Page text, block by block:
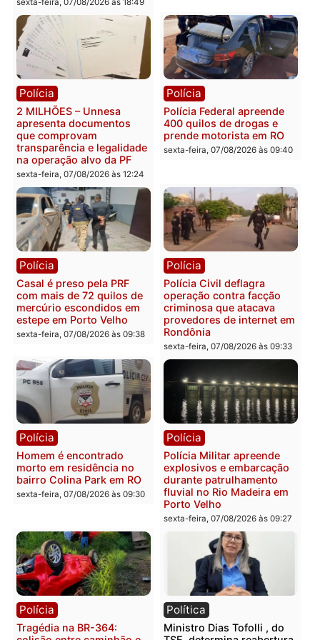
Política
Marcos Rogério apresenta
Plano de Governo com
228 projetos, metas
públicas e
acompanhamento de
resultados
sexta-feira, 07/08/2026 às 18:49
Política
Eleições 2026: Pastor
Evanildo pode ser o
primeiro pastor de
Federal
sexta-feira, 07/08/2026 às
Polícia
2 MILHÕES – Unnesa
que comprovam
transparência e legalidade
na operação alvo da PF
sexta-feira, 07/08/2026 às 12:24
Polícia
Polícia Federal apreende
400 quilos de drogas e
prende motorista em RO
sexta-feira, 07/08/2026 às
com mais de 72 quilos de
mercúrio escondidos em
estepe em Porto Velho
sexta-feira, 07/08/2026 às 09:38
Polícia
operação contra facção
criminosa que atacava
provedores de internet
Rondônia
sexta-feira, 07/08/2026 às